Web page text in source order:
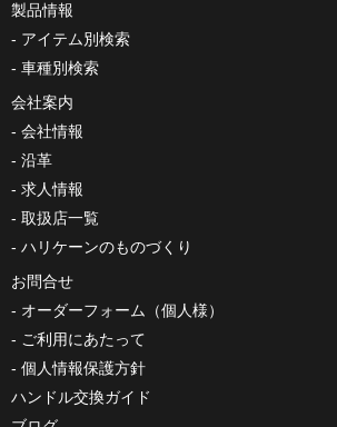
製品情報
アイテム別検索
車種別検索
会社案内
会社情報
沿革
求人情報
取扱店一覧
ハリケーンのものづくり
お問合せ
オーダーフォーム（個人様）
ご利用にあたって
個人情報保護方針
ハンドル交換ガイド